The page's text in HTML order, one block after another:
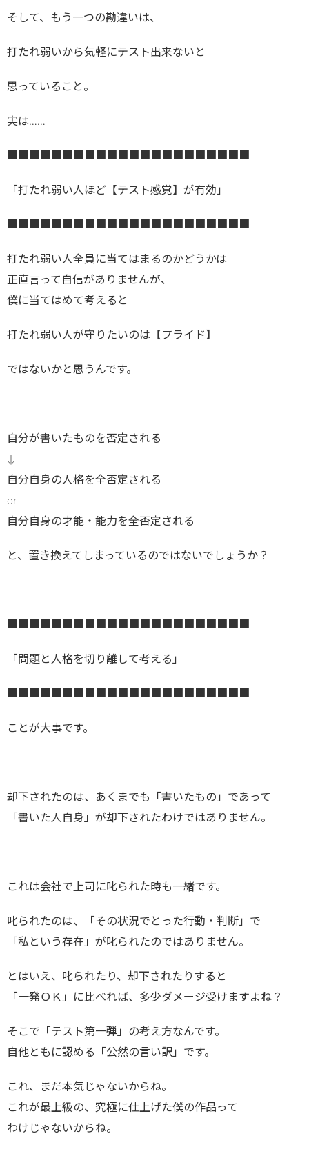
そして、もう一つの勘違いは、
打たれ弱いから気軽にテスト出来ないと
思っていること。
実は……
「打たれ弱い人ほど【テスト感覚】が有効」
打たれ弱い人全員に当てはまるのかどうかは
正直言って自信がありませんが、
僕に当てはめて考えると
打たれ弱い人が守りたいのは【プライド】
ではないかと思うんです。
自分が書いたものを否定される
↓
自分自身の人格を全否定される
or
自分自身の才能・能力を全否定される
と、置き換えてしまっているのではないでしょうか？
「問題と人格を切り離して考える」
ことが大事です。
却下されたのは、あくまでも「書いたもの」であって
「書いた人自身」が却下されたわけではありません。
これは会社で上司に叱られた時も一緒です。
叱られたのは、「その状況でとった行動・判断」で
「私という存在」が叱られたのではありません。
とはいえ、叱られたり、却下されたりすると
「一発ＯＫ」に比べれば、多少ダメージ受けますよね？
そこで「テスト第一弾」の考え方なんです。
自他ともに認める「公然の言い訳」です。
これ、まだ本気じゃないからね。
これが最上級の、究極に仕上げた僕の作品って
わけじゃないからね。